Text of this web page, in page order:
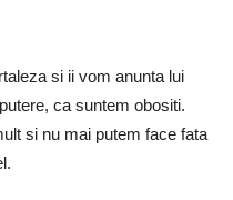
si ii vom anunta lui
ca suntem obositi.
si nu mai putem face fata